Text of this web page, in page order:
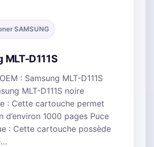
SAMSUNG
MLT-D111S
: Samsung MLT-D111S
MLT-D111S noire
: Cette cartouche permet
d’environ 1000 pages Puce
: Cette cartouche possède